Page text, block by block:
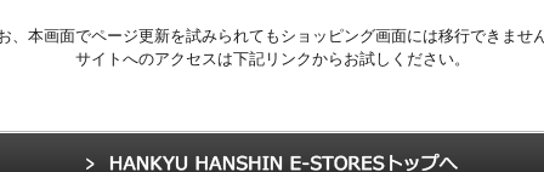
、本画面でページ更新を試みられてもショッピング画面には移行できませ
サイトへのアクセスは下記リンクからお試しください。